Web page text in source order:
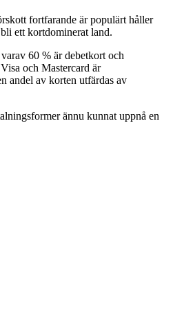
fortfarande är populärt håller
ett kortdominerat land.
60 % är debetkort och
och Mastercard är
andel av korten utfärdas av
ännu kunnat uppnå en